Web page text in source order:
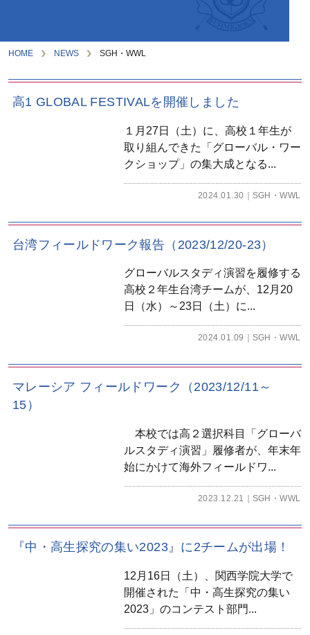
HOME NEWS SGH・WWL
高1 GLOBAL FESTIVALを開催しました
１月27日（土）に、高校１年生が
取り組んできた「グローバル・ワー
クショップ」の集大成となる...
2024.01.30 SGH・WWL
台湾フィールドワーク報告（2023/12/20-23）
グローバルスタディ演習を履修する
高校２年生台湾チームが、12月20
日（水）～23日（土）に...
2024.01.09 SGH・WWL
マレーシア フィールドワーク（2023/12/11～
15）
本校では高２選択科目「グローバ
ルスタディ演習」履修者が、年末年
始にかけて海外フィールドワ...
2023.12.21 SGH・WWL
『中・高生探究の集い2023』に2チームが出場！
12月16日（土）、関西学院大学で
開催された「中・高生探究の集い
2023」のコンテスト部門...